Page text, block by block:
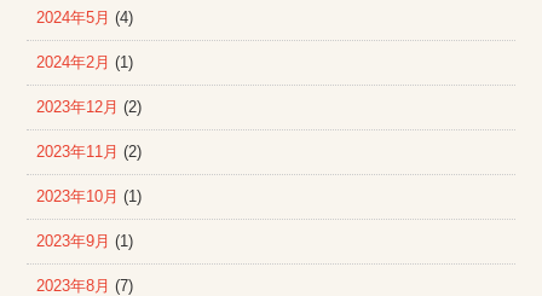
2024年5月 (4)
2024年2月 (1)
2023年12月 (2)
2023年11月 (2)
2023年10月 (1)
2023年9月 (1)
2023年8月 (7)